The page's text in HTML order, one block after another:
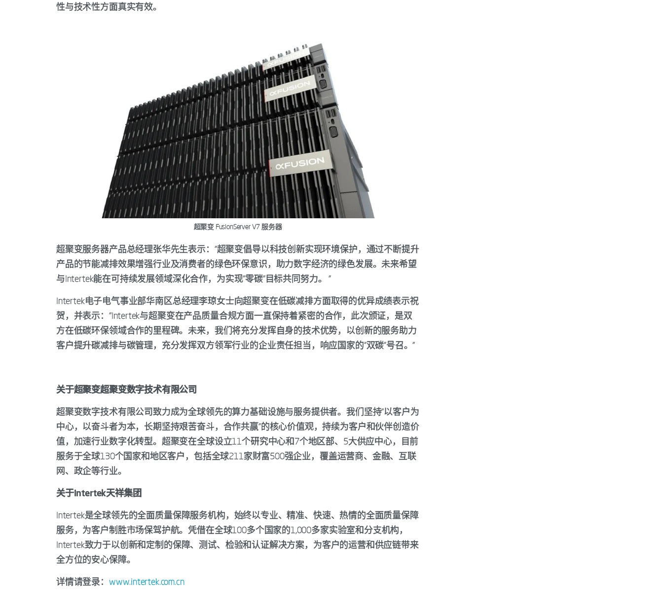
性与技术性方面真实有效。
超聚变 FusionServer V7 服务器
超聚变服务器产品总经理张华先生表示：“超聚变倡导以科技创新实现环境保护，通过不断提升
产品的节能减排效果增强行业及消费者的绿色环保意识，助力数字经济的绿色发展。未来希望
与Intertek能在可持续发展领域深化合作，为实现“零碳”目标共同努力。 ”
Intertek电子电气事业部华南区总经理李琼女士向超聚变在低碳减排方面取得的优异成绩表示祝
贺，并表示：“Intertek与超聚变在产品质量合规方面一直保持着紧密的合作，此次颁证，是双
方在低碳环保领域合作的里程碑。未来，我们将充分发挥自身的技术优势，以创新的服务助力
客户提升碳减排与碳管理，充分发挥双方领军行业的企业责任担当，响应国家的“双碳”号召。”
关于超聚变超聚变数字技术有限公司
超聚变数字技术有限公司致力成为全球领先的算力基础设施与服务提供者。我们坚持“以客户为
中心，以奋斗者为本，长期坚持艰苦奋斗，合作共赢”的核心价值观，持续为客户和伙伴创造价
值，加速行业数字化转型。超聚变在全球设立11个研究中心和7个地区部、5大供应中心，目前
服务于全球130个国家和地区客户，包括全球211家财富500强企业，覆盖运营商、金融、互联
网、政企等行业。
关于Intertek天祥集团
Intertek是全球领先的全面质量保障服务机构，始终以专业、精准、快速、热情的全面质量保障
服务，为客户制胜市场保驾护航。凭借在全球100多个国家的1,000多家实验室和分支机构，
Intertek致力于以创新和定制的保障、测试、检验和认证解决方案，为客户的运营和供应链带来
全方位的安心保障。
详情请登录： www.intertek.com.cn